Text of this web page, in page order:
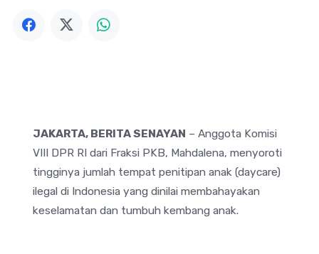
JAKARTA, BERITA SENAYAN – Anggota Komisi
VIII DPR RI dari Fraksi PKB, Mahdalena, menyoroti
tingginya jumlah tempat penitipan anak (daycare)
ilegal di Indonesia yang dinilai membahayakan
keselamatan dan tumbuh kembang anak.